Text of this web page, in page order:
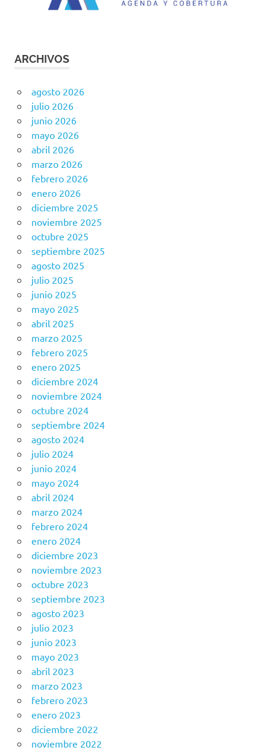
ARCHIVOS
agosto 2026
julio 2026
junio 2026
mayo 2026
abril 2026
marzo 2026
febrero 2026
enero 2026
diciembre 2025
noviembre 2025
octubre 2025
septiembre 2025
agosto 2025
julio 2025
junio 2025
mayo 2025
abril 2025
marzo 2025
febrero 2025
enero 2025
diciembre 2024
noviembre 2024
octubre 2024
septiembre 2024
agosto 2024
julio 2024
junio 2024
mayo 2024
abril 2024
marzo 2024
febrero 2024
enero 2024
diciembre 2023
noviembre 2023
octubre 2023
septiembre 2023
agosto 2023
julio 2023
junio 2023
mayo 2023
abril 2023
marzo 2023
febrero 2023
enero 2023
diciembre 2022
noviembre 2022